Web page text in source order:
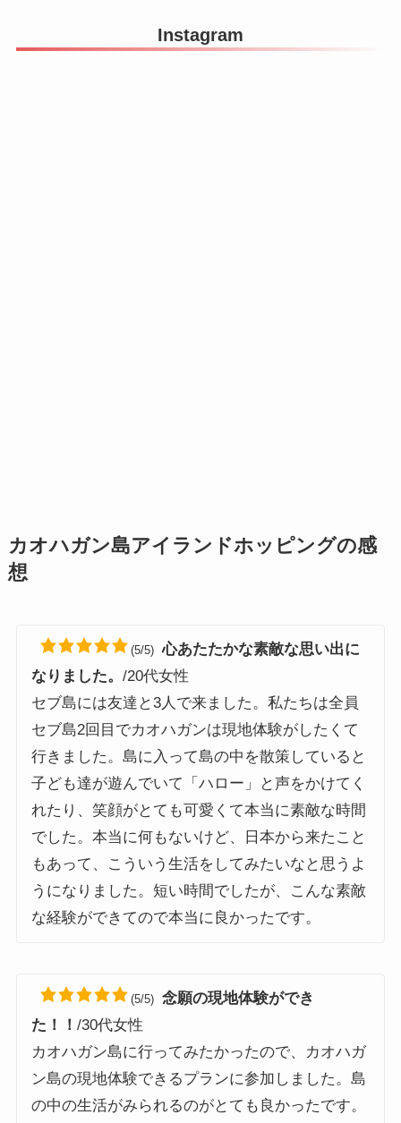
Instagram
カオハガン島アイランドホッピングの感
想
(5/5) 心あたたかな素敵な思い出に
なりました。/20代女性
セブ島には友達と3人で来ました。私たちは全員
セブ島2回目でカオハガンは現地体験がしたくて
行きました。島に入って島の中を散策していると
子ども達が遊んでいて「ハロー」と声をかけてく
れたり、笑顔がとても可愛くて本当に素敵な時間
でした。本当に何もないけど、日本から来たこと
もあって、こういう生活をしてみたいなと思うよ
うになりました。短い時間でしたが、こんな素敵
な経験ができてので本当に良かったです。
(5/5) 念願の現地体験ができ
た！！/30代女性
カオハガン島に行ってみたかったので、カオハガ
ン島の現地体験できるプランに参加しました。島
の中の生活がみられるのがとても良かったです。